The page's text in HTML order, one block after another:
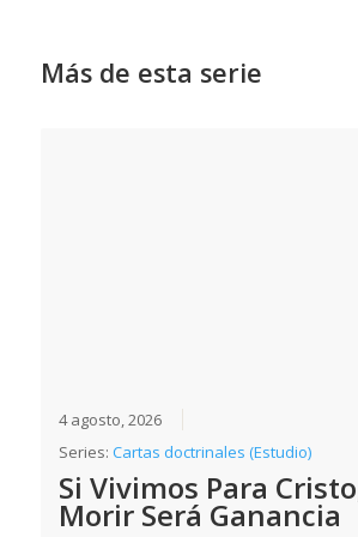
Más de esta serie
4 agosto, 2026
Series:Cartas doctrinales (Estudio)
Si Vivimos Para
Morir Será Ganancia